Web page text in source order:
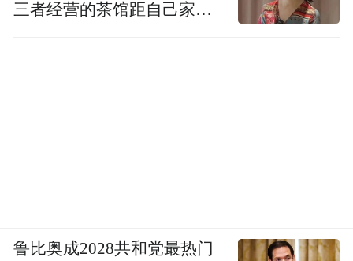
三者经营的茶馆距自己家步
鲁比奥成2028共和党最热门